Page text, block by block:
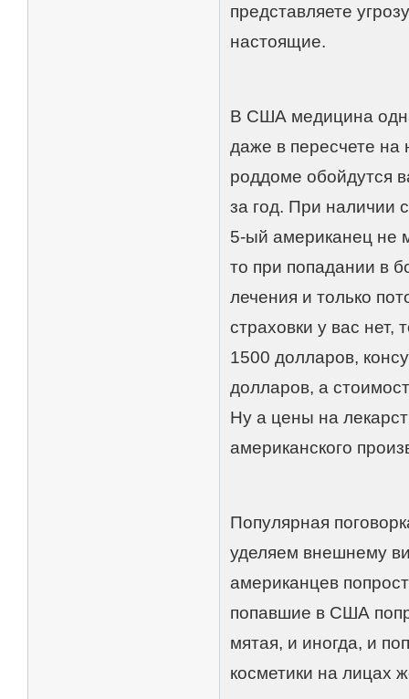
представляете
настоящие.
В США медицина
даже в пересчете
роддоме обойдутся
за год. При наличии
5-ый американец не
то при попадании в
лечения и только
страховки у вас
1500 долларов,
долларов, а
Ну а цены на
американского
Популярная
уделяем внешнему
американцев
попавшие в США
мятая, и иногда, и
косметики на лицах